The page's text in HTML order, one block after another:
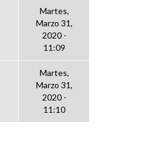
Martes,
Marzo 31,
2020 -
11:09
Martes,
Marzo 31,
2020 -
11:10